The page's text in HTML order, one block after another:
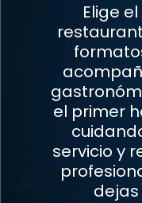
Elige
el primer
servicio y
dejas